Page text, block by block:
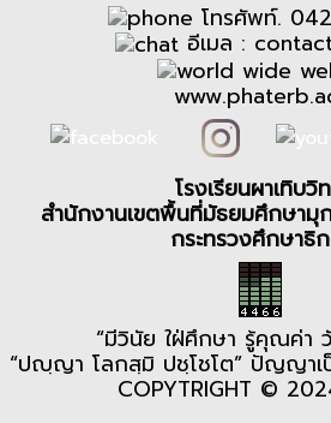
โทรศัพท์.
อีเมล :
โรงเรียนผาเทิบวิ
สำนักงานเขตพื้นที่มัธยมศึกษามุ
กระทรวงศึกษาธิ
“มีวินัย ใฝ่ศึกษา รู้คุณค่า
“ปญฺญา โลกสฺมิ ปชฺโชโต” ปัญญาเ
COPYTRIGHT ©